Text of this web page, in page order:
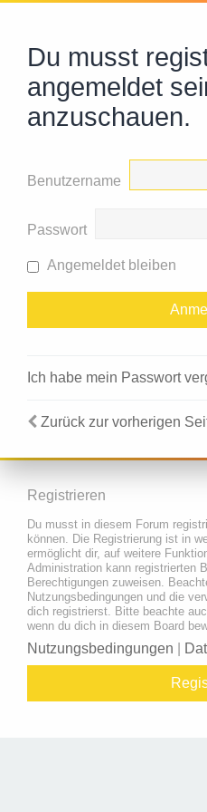
Du musst
angemeldet
anzuschauen.
Benutzername
Passwort
Angemeldet bleiben
Ich habe mein Passwort
Zurück zur vorherigen
Registrieren
Du musst in diesem Forum
können. Die Registrierung ist in
ermöglicht dir, auf weitere
Administration kann registrierten
Berechtigungen zuweisen.
Nutzungsbedingungen und die
dich registrierst. Bitte beachte
wenn du dich in diesem Board
Nutzungsbedingungen